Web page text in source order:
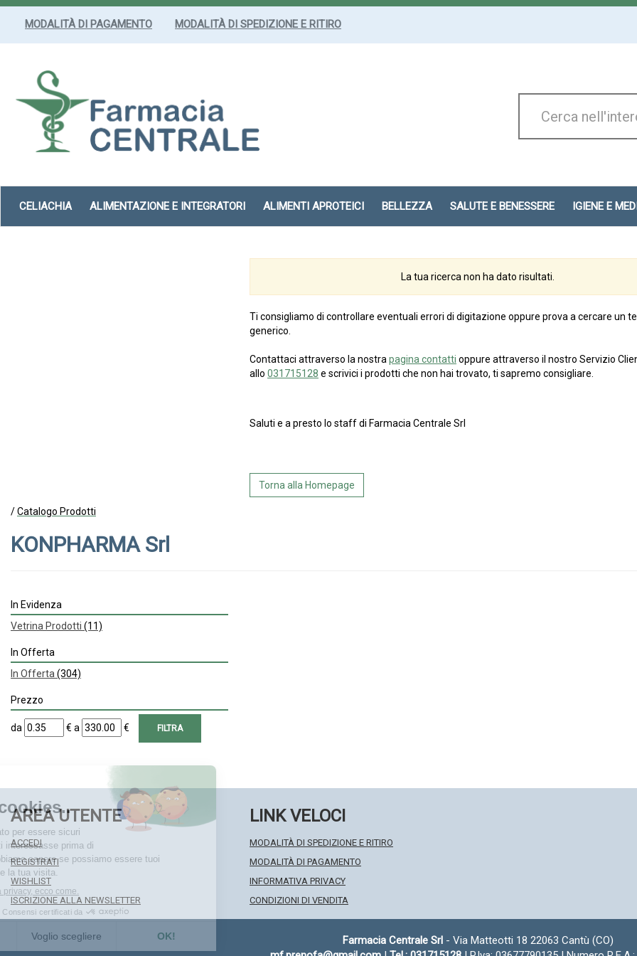
Passa
MODALITÀ DI PAGAMENTO MODALITÀ DI SPEDIZIONE E RITIRO
Prodotto
CELIACHIA ALIMENTAZIONE E INTEGRATORI ALIMENTI APROTEICI BELLEZZA SALUTE E BENESSERE IGIENE E
La tua ricerca non ha dato risultati.
Ti consigliamo di controllare eventuali errori di digitazione oppure prova a cercare un
generico.
Contattaci attraverso la nostra pagina contatti oppure attraverso il nostro Servizio
allo 031715128 e scrivici i prodotti che non hai trovato, ti sapremo consigliare.
Saluti e a presto lo staff di Farmacia Centrale Srl
Torna alla Homepage
/Catalogo Prodotti
KONPHARMA Srl
In Evidenza
Vetrina Prodotti (11)
In Offerta
In Offerta (304)
Prezzo
filtra
da
da €
filtra
a
a €
AREA UTENTE
ACCEDI
REGISTRATI
WISHLIST
ISCRIZIONE ALLA NEWSLETTER
LINK VELOCI
MODALITÀ DI SPEDIZIONE E RITIRO
MODALITÀ DI PAGAMENTO
INFORMATIVA PRIVACY
CONDIZIONI DI VENDITA
Farmacia Centrale Srl- Via Matteotti 18 22063 Cantù (CO)